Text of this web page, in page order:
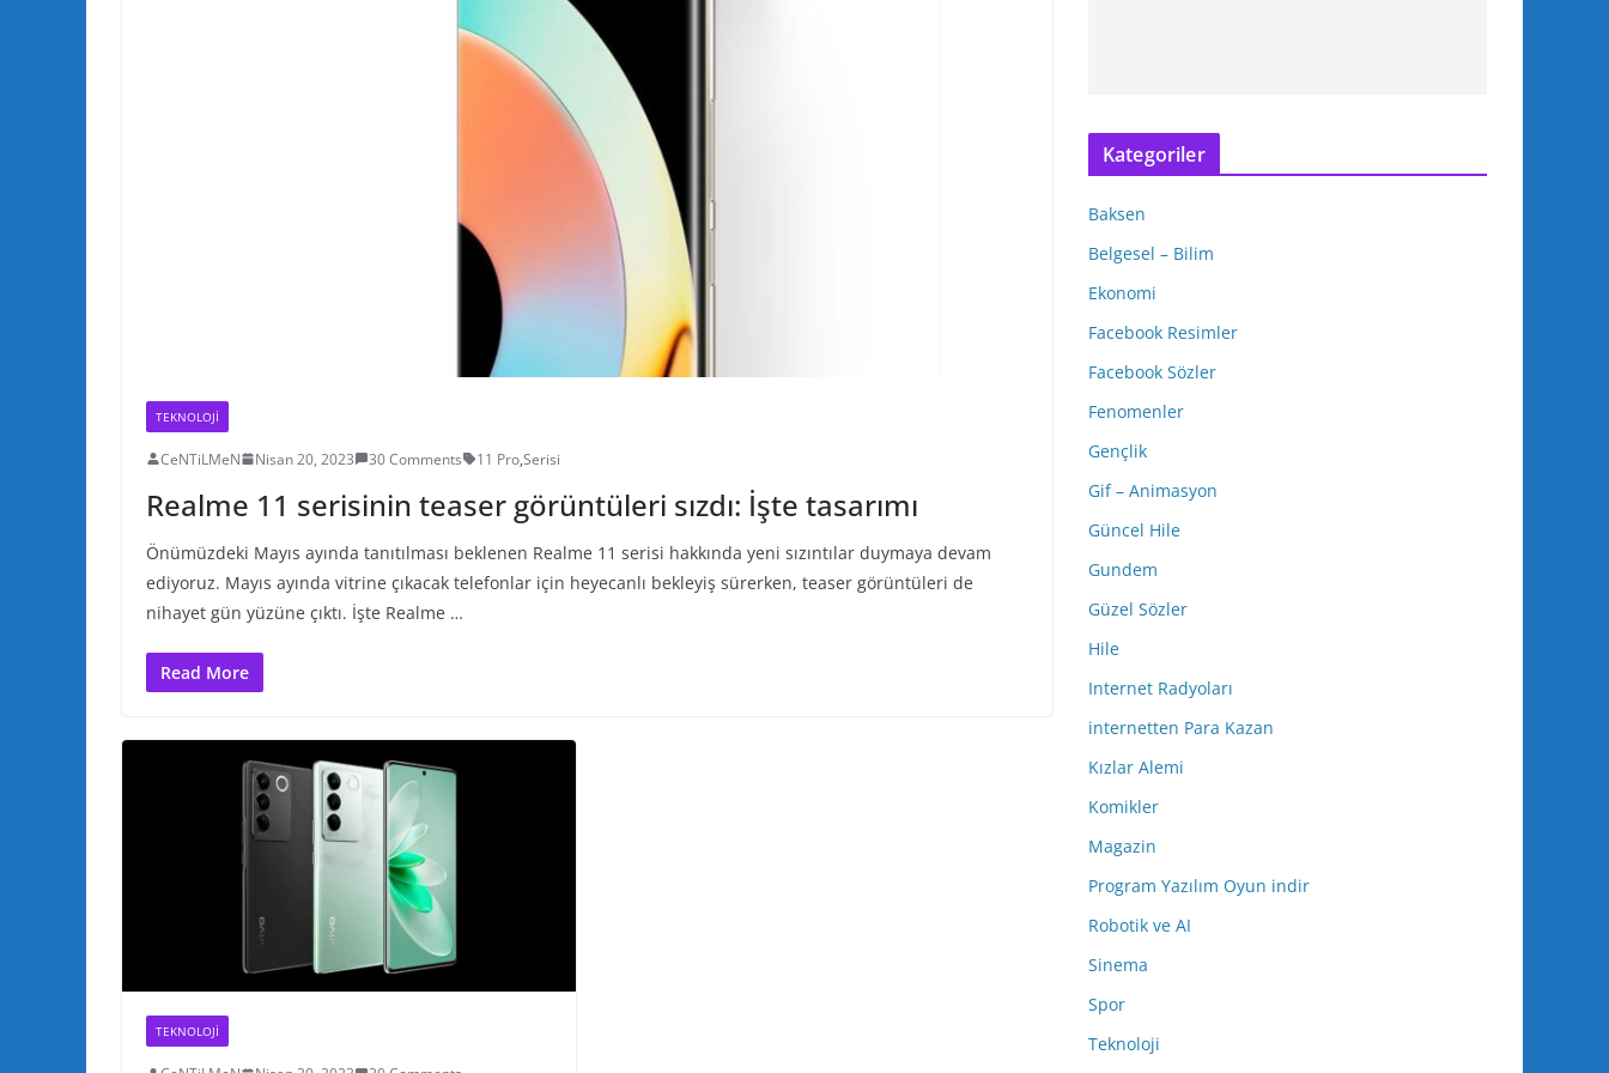
TEKNOLOJI
CeNTiLMeN Nisan 20, 2023 30 Comments 11 Pro,Serisi
Realme 11 serisinin teaser görüntüleri sızdı: İşte tasarımı
Önümüzdeki Mayıs ayında tanıtılması beklenen Realme 11 serisi hakkında yeni sızıntılar duymaya devam
ediyoruz. Mayıs ayında vitrine çıkacak telefonlar için heyecanlı bekleyiş sürerken, teaser görüntüleri de
nihayet gün yüzüne çıktı. İşte Realme …
Read More
TEKNOLOJI
Kategoriler
Baksen
Belgesel – Bilim
Ekonomi
Facebook Resimler
Facebook Sözler
Fenomenler
Gençlik
Gif – Animasyon
Güncel Hile
Gundem
Güzel Sözler
Hile
Internet Radyoları
internetten Para Kazan
Kızlar Alemi
Komikler
Magazin
Program Yazılım Oyun indir
Robotik ve AI
Sinema
Spor
Teknoloji